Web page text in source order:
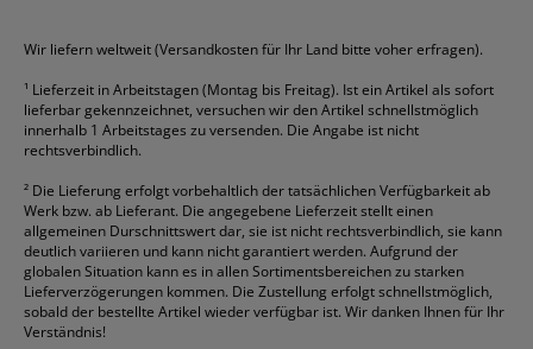
HP
alle Marken anzeigen
Wir liefern weltweit (Versandkosten für Ihr Land bitte voher erfragen).
¹ Lieferzeit in Arbeitstagen (Montag bis Freitag). Ist ein Artikel als sofort
lieferbar gekennzeichnet, versuchen wir den Artikel schnellstmöglich
innerhalb 1 Arbeitstages zu versenden. Die Angabe ist nicht
rechtsverbindlich.
² Die Lieferung erfolgt vorbehaltlich der tatsächlichen Verfügbarkeit ab
Werk bzw. ab Lieferant. Die angegebene Lieferzeit stellt einen
allgemeinen Durschnittswert dar, sie ist nicht rechtsverbindlich, sie kann
deutlich variieren und kann nicht garantiert werden. Aufgrund der
globalen Situation kann es in allen Sortimentsbereichen zu starken
Lieferverzögerungen kommen. Die Zustellung erfolgt schnellstmöglich,
sobald der bestellte Artikel wieder verfügbar ist. Wir danken Ihnen für Ihr
Verständnis!